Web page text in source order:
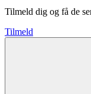
Tilmeld dig og få de
Tilmeld